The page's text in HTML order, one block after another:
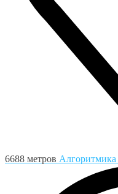
6688 метров Алгоритмика